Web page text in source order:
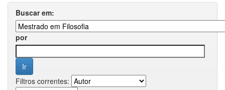
Buscar em:
por
Filtros correntes: